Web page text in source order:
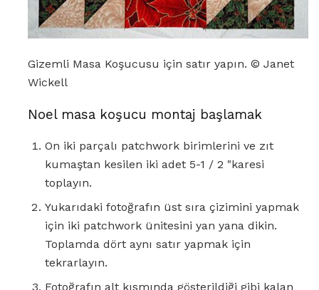
Gizemli Masa Koşucusu için satır yapın. © Janet
Wickell
Noel masa koşucu montaj başlamak
On iki parçalı patchwork birimlerini ve zıt
kumaştan kesilen iki adet 5-1 / 2 "karesi
toplayın.
Yukarıdaki fotoğrafın üst sıra çizimini yapmak
için iki patchwork ünitesini yan yana dikin.
Toplamda dört aynı satır yapmak için
tekrarlayın.
Fotoğrafın alt kısmında gösterildiği gibi kalan